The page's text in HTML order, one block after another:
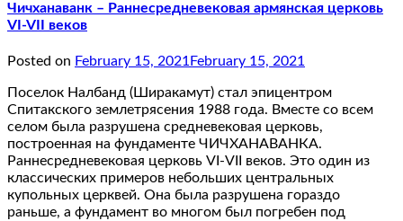
Чичханаванк – Раннесредневековая армянская церковь
VI-VII веков
Posted on February 15, 2021February 15, 2021
Поселок Налбанд (Ширакамут) стал эпицентром
Спитакского землетрясения 1988 года. Вместе со всем
селом была разрушена средневековая церковь,
построенная на фундаменте ЧИЧХАНАВАНКА.
Раннесредневековая церковь VI-VII веков. Это один из
классических примеров небольших центральных
купольных церквей. Она была разрушена гораздо
раньше, а фундамент во многом был погребен под